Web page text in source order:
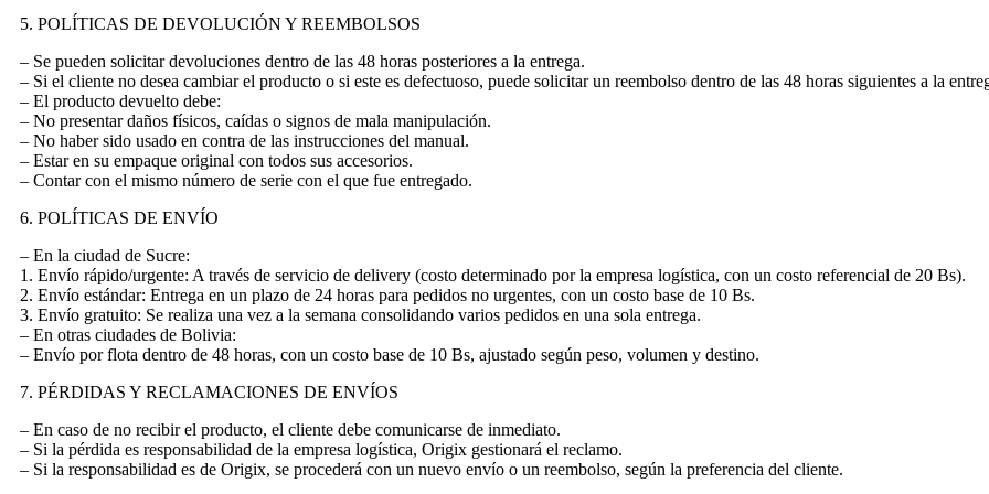
5. POLÍTICAS DE DEVOLUCIÓN Y REEMBOLSOS
– Se pueden solicitar devoluciones dentro de las 48 horas posteriores a la entrega.
– Si el cliente no desea cambiar el producto o si este es defectuoso, puede solicitar un reembolso dentro de las 48 horas siguientes a la
– El producto devuelto debe:
– No presentar daños físicos, caídas o signos de mala manipulación.
– No haber sido usado en contra de las instrucciones del manual.
– Estar en su empaque original con todos sus accesorios.
– Contar con el mismo número de serie con el que fue entregado.
6. POLÍTICAS DE ENVÍO
– En la ciudad de Sucre:
1. Envío rápido/urgente: A través de servicio de delivery (costo determinado por la empresa logística, con un costo referencial de 20 Bs).
2. Envío estándar: Entrega en un plazo de 24 horas para pedidos no urgentes, con un costo base de 10 Bs.
3. Envío gratuito: Se realiza una vez a la semana consolidando varios pedidos en una sola entrega.
– En otras ciudades de Bolivia:
– Envío por flota dentro de 48 horas, con un costo base de 10 Bs, ajustado según peso, volumen y destino.
7. PÉRDIDAS Y RECLAMACIONES DE ENVÍOS
– En caso de no recibir el producto, el cliente debe comunicarse de inmediato.
– Si la pérdida es responsabilidad de la empresa logística, Origix gestionará el reclamo.
– Si la responsabilidad es de Origix, se procederá con un nuevo envío o un reembolso, según la preferencia del cliente.